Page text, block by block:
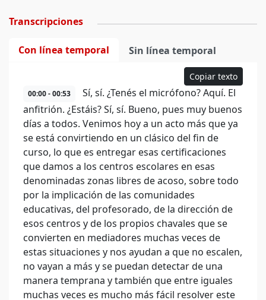
Transcripciones
Con línea temporal Sin línea temporal
Copiar texto
00:00 - 00:53
Sí, sí. ¿Tenés el micrófono? Aquí. El
anfitrión. ¿Estáis? Sí, sí. Bueno, pues muy buenos
días a todos. Venimos hoy a un acto más que ya
se está convirtiendo en un clásico del fin de
curso, lo que es entregar esas certificaciones
que damos a los centros escolares en esas
denominadas zonas libres de acoso, sobre todo
por la implicación de las comunidades
educativas, del profesorado, de la dirección de
esos centros y de los propios chavales que se
convierten en mediadores muchas veces de
estas situaciones y nos ayudan a que no escalen,
no vayan a más y se puedan detectar de una
manera temprana y también que entre iguales
muchas veces es mucho más fácil resolver este